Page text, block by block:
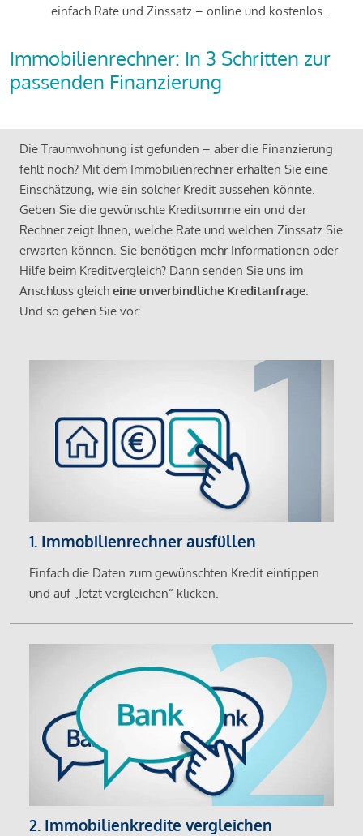
einfach Rate und Zinssatz – online und kostenlos.
Immobilienrechner: In 3 Schritten zur
passenden Finanzierung
Die Traumwohnung ist gefunden – aber die Finanzierung
fehlt noch? Mit dem Immobilienrechner erhalten Sie eine
Einschätzung, wie ein solcher Kredit aussehen könnte.
Geben Sie die gewünschte Kreditsumme ein und der
Rechner zeigt Ihnen, welche Rate und welchen Zinssatz Sie
erwarten können. Sie benötigen mehr Informationen oder
Hilfe beim Kreditvergleich? Dann senden Sie uns im
Anschluss gleich eine unverbindliche Kreditanfrage.
Und so gehen Sie vor:
1. Immobilienrechner ausfüllen
Einfach die Daten zum gewünschten Kredit eintippen
und auf „Jetzt vergleichen“ klicken.
2. Immobilienkredite vergleichen